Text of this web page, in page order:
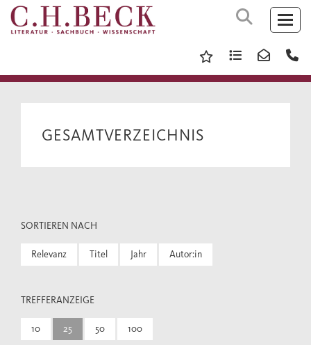
GESAMTVERZEICHNIS
SORTIEREN NACH
Relevanz Titel Jahr Autor:in
TREFFERANZEIGE
10 25 50 100